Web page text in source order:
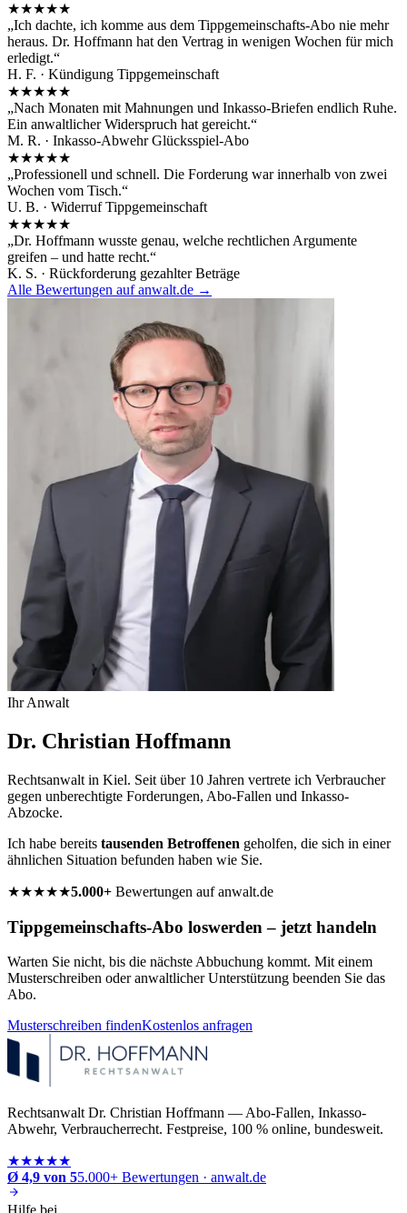
★★★★★
„Ich dachte, ich komme aus dem Tippgemeinschafts-Abo nie mehr
heraus. Dr. Hoffmann hat den Vertrag in wenigen Wochen für mich
erledigt.“
H. F. · Kündigung Tippgemeinschaft
★★★★★
„Nach Monaten mit Mahnungen und Inkasso-Briefen endlich Ruhe.
Ein anwaltlicher Widerspruch hat gereicht.“
M. R. · Inkasso-Abwehr Glücksspiel-Abo
★★★★★
„Professionell und schnell. Die Forderung war innerhalb von zwei
Wochen vom Tisch.“
U. B. · Widerruf Tippgemeinschaft
★★★★★
„Dr. Hoffmann wusste genau, welche rechtlichen Argumente
greifen – und hatte recht.“
K. S. · Rückforderung gezahlter Beträge
Alle Bewertungen auf anwalt.de →
Ihr Anwalt
Dr. Christian Hoffmann
Rechtsanwalt in Kiel. Seit über 10 Jahren vertrete ich Verbraucher
gegen unberechtigte Forderungen, Abo-Fallen und Inkasso-
Abzocke.
Ich habe bereits tausenden Betroffenen geholfen, die sich in einer
ähnlichen Situation befunden haben wie Sie.
★★★★★5.000+ Bewertungen auf anwalt.de
Tippgemeinschafts-Abo loswerden – jetzt handeln
Warten Sie nicht, bis die nächste Abbuchung kommt. Mit einem
Musterschreiben oder anwaltlicher Unterstützung beenden Sie das
Abo.
Musterschreiben findenKostenlos anfragen
Rechtsanwalt Dr. Christian Hoffmann — Abo-Fallen, Inkasso-
Abwehr, Verbraucherrecht. Festpreise, 100 % online, bundesweit.
★★★★★
Ø 4,9 von 55.000+ Bewertungen · anwalt.de